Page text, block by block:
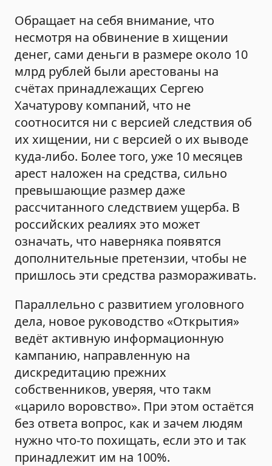
Обращает на себя внимание, что
несмотря на обвинение в хищении
денег, сами деньги в размере около 10
млрд рублей были арестованы на
счётах принадлежащих Сергею
Хачатурову компаний, что не
соотносится ни с версией следствия об
их хищении, ни с версией о их выводе
куда-либо. Более того, уже 10 месяцев
арест наложен на средства, сильно
превышающие размер даже
рассчитанного следствием ущерба. В
российских реалиях это может
означать, что наверняка появятся
дополнительные претензии, чтобы не
пришлось эти средства размораживать.
Параллельно с развитием уголовного
дела, новое руководство «Открытия»
ведёт активную информационную
кампанию, направленную на
дискредитацию прежних
собственников, уверяя, что такм
«царило воровство». При этом остаётся
без ответа вопрос, как и зачем людям
нужно что-то похищать, если это и так
принадлежит им на 100%.